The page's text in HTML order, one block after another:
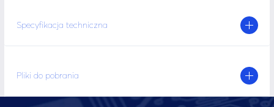
Specyfikacja techniczna
Pliki do pobrania